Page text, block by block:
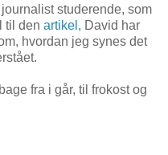
studerende, som
til den artikel, David har
hvordan jeg synes det
fra i går, til frokost og